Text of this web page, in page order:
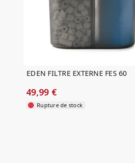
EDEN FILTRE EXTERNE FES 60
49,99 €
Rupture de stock